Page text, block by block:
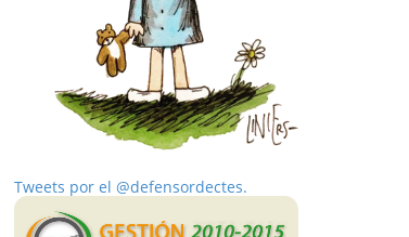
Tweets por el @defensordectes.